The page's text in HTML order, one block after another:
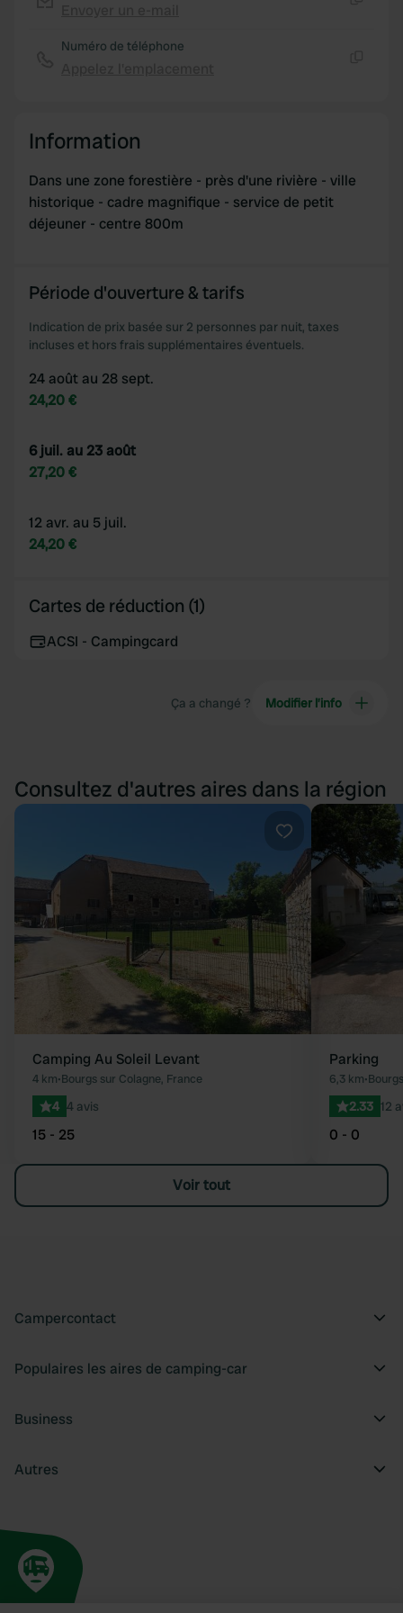
We also share information about your use of our site with
Numéro de téléphone
Information
Dans une zone forestière - près d'une rivière - ville
historique - cadre magnifique - service de petit
déjeuner - centre 800m
Période d'ouverture & tarifs
Indication de prix basée sur 2 personnes par nuit, taxes
incluses et hors frais supplémentaires éventuels.
24 août au 28 sept.
24,20 €
6 juil. au 23 août
27,20 €
12 avr. au 5 juil.
24,20 €
Cartes de réduction (1)
ACSI - Campingcard
Ça a changé ? Modifier l’info
Consultez d'autres aires dans la région
Préféré
Camping Au Soleil Levant
4 km•Bourgs sur Colagne, France
4 4 avis
15 - 25
Parking
6,3 km•
2.33 12
0 - 0
Voir tout
Campercontact
Populaires les aires de camping-car
Business
Autres